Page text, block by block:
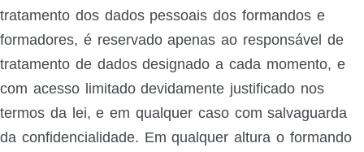
tratamento dos dados pessoais dos formandos e
formadores, é reservado apenas ao responsável de
tratamento de dados designado a cada momento, e
com acesso limitado devidamente justificado nos
termos da lei, e em qualquer caso com salvaguarda
da confidencialidade. Em qualquer altura o formando